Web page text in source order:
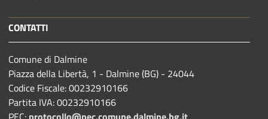
CONTATTI
Comune di Dalmine
Piazza della Libertà, 1 - Dalmine (BG) - 24044
Codice Fiscale: 00232910166
Partita IVA: 00232910166